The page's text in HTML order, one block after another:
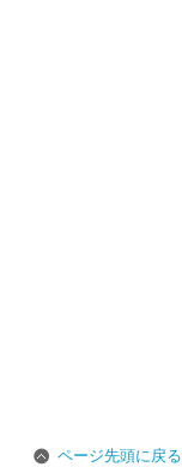
ページ先頭に戻る